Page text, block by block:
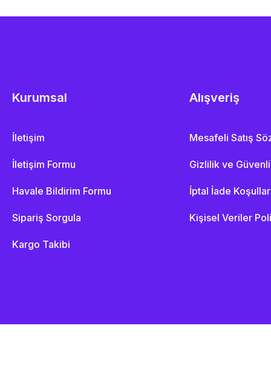
Kurumsal
İletişim
İletişim Formu
Havale Bildirim Formu
Sipariş Sorgula
Kargo Takibi
Alışveriş
Mesafeli Satış
Gizlilik ve
İptal İade
Kişisel Veriler